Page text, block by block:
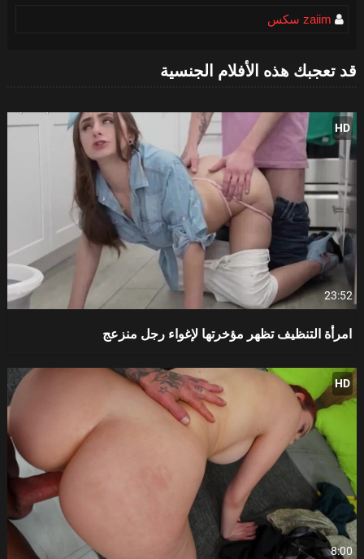
zaiim سكس
قد تعجبك هذه الأفلام الجنسية
HD
23:52
امرأة التنظيف تظهر مؤخرتها لإغواء رجل منزعج
HD
8:00